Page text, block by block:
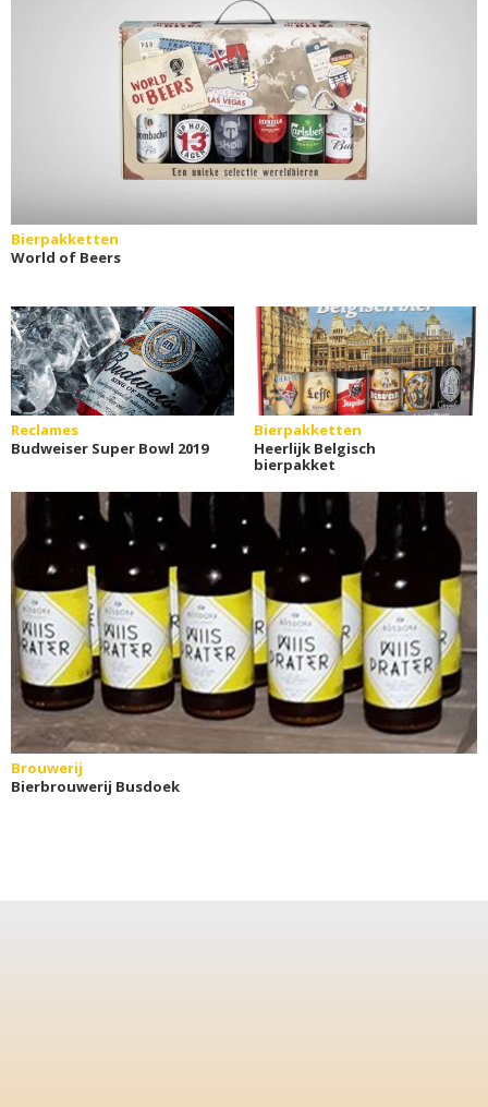
Bierpakketten
World of Beers
Reclames
Budweiser Super Bowl 2019
Bierpakketten
Heerlijk Belgisch
bierpakket
Brouwerij
Bierbrouwerij Busdoek